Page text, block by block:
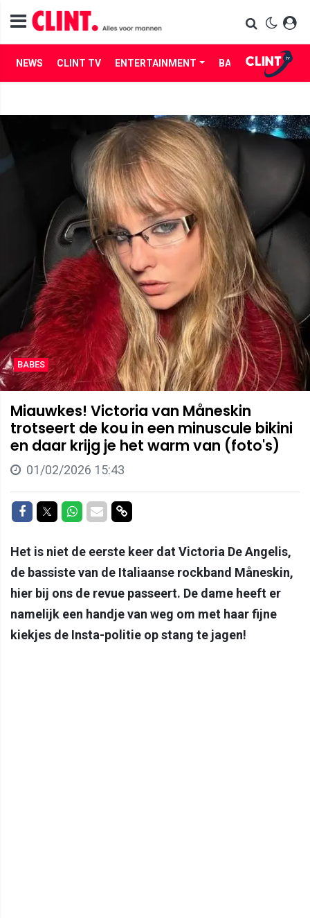
NEWS CLINT TV ENTERTAINMENT BABES LIFE
BABES
Miauwkes! Victoria van Måneskin
trotseert de kou in een minuscule bikini
en daar krijg je het warm van (foto's)
01/02/2026 15:43
Delen op Facebook
Delen op Twitter
Delen op Whatsapp
Delen via Mail
Delen via link
Het is niet de eerste keer dat Victoria De Angelis,
de bassiste van de Italiaanse rockband Måneskin,
hier bij ons de revue passeert. De dame heeft er
namelijk een handje van weg om met haar fijne
kiekjes de Insta-politie op stang te jagen!